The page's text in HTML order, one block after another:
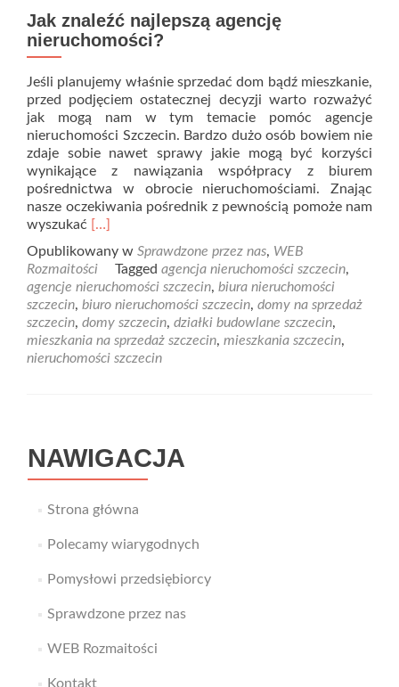
Jak znaleźć najlepszą agencję
nieruchomości?
Jeśli planujemy właśnie sprzedać dom bądź mieszkanie,
przed podjęciem ostatecznej decyzji warto rozważyć
jak mogą nam w tym temacie pomóc agencje
nieruchomości Szczecin. Bardzo dużo osób bowiem nie
zdaje sobie nawet sprawy jakie mogą być korzyści
wynikające z nawiązania współpracy z biurem
pośrednictwa w obrocie nieruchomościami. Znając
nasze oczekiwania pośrednik z pewnością pomoże nam
wyszukać Read
about
Jak
znaleźć
najlepszą
agencję
nieruchomości?
[…]
Opublikowany w Sprawdzone przez nas, WEB
Rozmaitości
Tagged agencja nieruchomości szczecin,
agencje nieruchomości szczecin, biura nieruchomości
szczecin, biuro nieruchomości szczecin, domy na sprzedaż
szczecin, domy szczecin, działki budowlane szczecin,
mieszkania na sprzedaż szczecin, mieszkania szczecin,
nieruchomości szczecin
NAWIGACJA
Strona główna
Polecamy wiarygodnych
Pomysłowi przedsiębiorcy
Sprawdzone przez nas
WEB Rozmaitości
Kontakt